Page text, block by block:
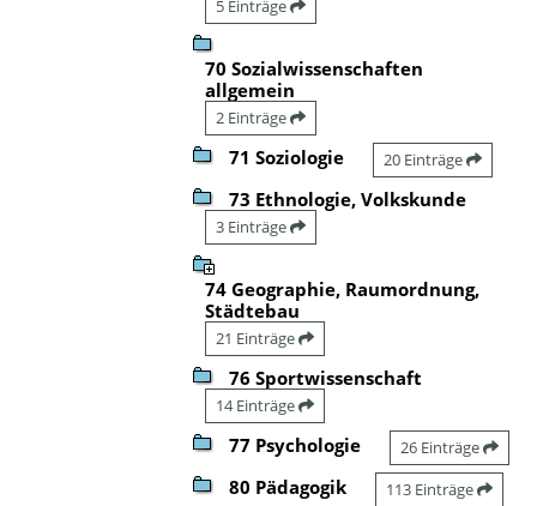
5 Einträge
70 Sozialwissenschaften
allgemein
2 Einträge
71 Soziologie 20 Einträge
73 Ethnologie, Volkskunde
3 Einträge
74 Geographie, Raumordnung,
Städtebau
21 Einträge
76 Sportwissenschaft
14 Einträge
77 Psychologie 26 Einträge
80 Pädagogik 113 Einträge